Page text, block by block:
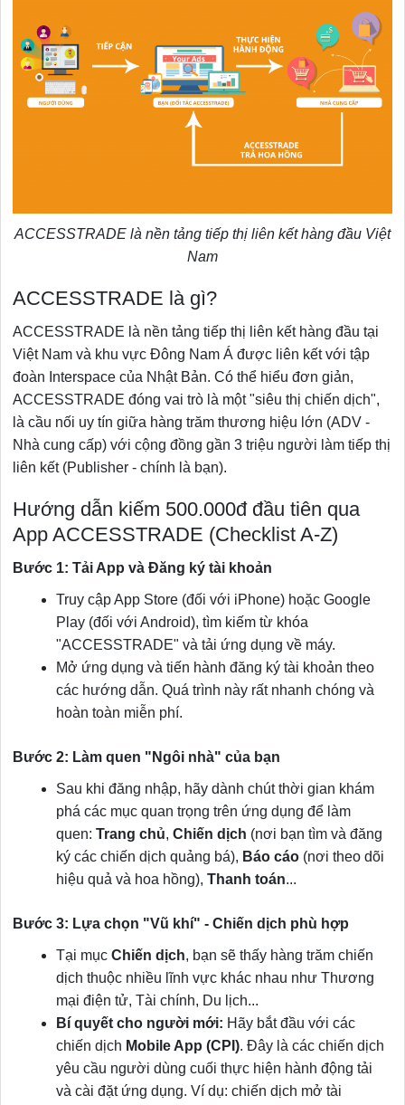
ACCESSTRADE là nền tảng tiếp thị liên kết hàng đầu Việt
Nam
ACCESSTRADE là gì?
ACCESSTRADE là nền tảng tiếp thị liên kết hàng đầu tại
Việt Nam và khu vực Đông Nam Á được liên kết với tập
đoàn Interspace của Nhật Bản. Có thể hiểu đơn giản,
ACCESSTRADE đóng vai trò là một "siêu thị chiến dịch",
là cầu nối uy tín giữa hàng trăm thương hiệu lớn (ADV -
Nhà cung cấp) với cộng đồng gần 3 triệu người làm tiếp thị
liên kết (Publisher - chính là bạn).
Hướng dẫn kiếm 500.000đ đầu tiên qua
App ACCESSTRADE (Checklist A-Z)
Bước 1: Tải App và Đăng ký tài khoản
Truy cập App Store (đối với iPhone) hoặc Google
Play (đối với Android), tìm kiếm từ khóa
"ACCESSTRADE" và tải ứng dụng về máy.
Mở ứng dụng và tiến hành đăng ký tài khoản theo
các hướng dẫn. Quá trình này rất nhanh chóng và
hoàn toàn miễn phí.
Bước 2: Làm quen "Ngôi nhà" của bạn
Sau khi đăng nhập, hãy dành chút thời gian khám
phá các mục quan trọng trên ứng dụng để làm
quen:Trang chủ,Chiến dịch (nơi bạn tìm và đăng
ký các chiến dịch quảng bá), Báo cáo (nơi theo dõi
hiệu quả và hoa hồng),Thanh toán...
Bước 3: Lựa chọn "Vũ khí" - Chiến dịch phù hợp
Tại mụcChiến dịch, bạn sẽ thấy hàng trăm chiến
dịch thuộc nhiều lĩnh vực khác nhau như Thương
mại điện tử, Tài chính, Du lịch...
Bí quyết cho người mới: Hãy bắt đầu với các
chiến dịch Mobile App (CPI). Đây là các chiến dịch
yêu cầu người dùng cuối thực hiện hành động tải
và cài đặt ứng dụng. Ví dụ: chiến dịch mở tài